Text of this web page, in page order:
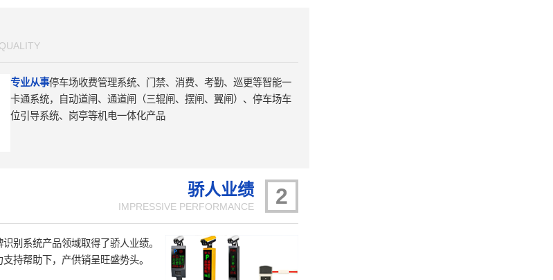
专业从事停车场收费管理系统、门禁、消费、考勤、巡更等智能一
卡通系统，自动道闸、通道闸（三辊闸、摆闸、翼闸）、停车场车
位引导系统、岗亭等机电一体化产品
2
骄人业绩
IMPRESSIVE PERFORMANCE
别系统产品领域取得了骄人业绩。
持帮助下，产供销呈旺盛势头。